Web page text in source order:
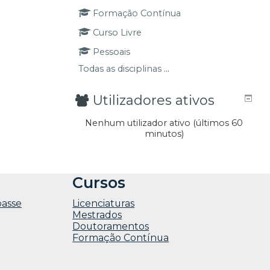
Formação Contínua
Curso Livre
Pessoais
Todas as disciplinas ...
Utilizadores ativos
Nenhum utilizador ativo (últimos 60
minutos)
Cursos
Licenciaturas
Mestrados
Doutoramentos
Formação Contínua